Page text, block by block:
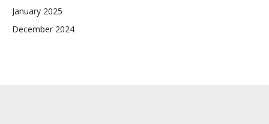
January 2025
December 2024